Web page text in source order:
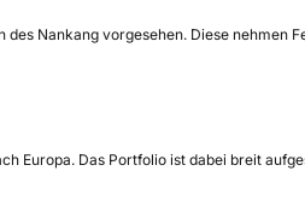
Nankang vorgesehen. Diese nehmen
Europa. Das Portfolio ist dabei breit